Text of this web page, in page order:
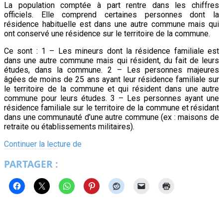
La population comptée à part rentre dans les chiffres
officiels. Elle comprend certaines personnes dont la
résidence habituelle est dans une autre commune mais qui
ont conservé une résidence sur le territoire de la commune.
Ce sont : 1 – Les mineurs dont la résidence familiale est
dans une autre commune mais qui résident, du fait de leurs
études, dans la commune. 2 – Les personnes majeures
âgées de moins de 25 ans ayant leur résidence familiale sur
le territoire de la commune et qui résident dans une autre
commune pour leurs études. 3 – Les personnes ayant une
résidence familiale sur le territoire de la commune et résidant
dans une communauté d’une autre commune (ex : maisons de
retraite ou établissements militaires).
Continuer la lecture de
de
Ré
PARTAGER :